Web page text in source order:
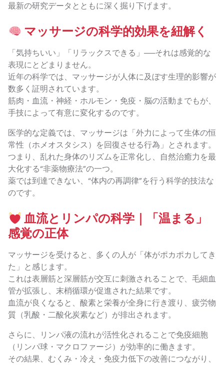
最新の研究データとともに深く掘り下げます。
マッサージの科学的効果を紐解く
「気持ちいい」「リラックスできる」──それは感覚的な
表現にとどまりません。
近年の科学では、マッサージが人体に及ぼす生理的影響が
数多く証明されています。
筋肉・血流・神経・ホルモン・免疫・脳の活動までもが、
手技によって有意に変化するのです。
医学的な定義では、マッサージは「外力によって生体の恒
常性（ホメオスタシス）を回復させる行為」とされます。
つまり、乱れた身体のリズムを正常化し、自然治癒力を最
大化する“非薬物療法”の一つ。
薬では到達できない、“体内の再調律”を行う科学的技法な
のです。
血流とリンパの科学｜「温まる」
感覚の正体
マッサージを受けると、多くの人が「体がポカポカしてき
た」と感じます。
これは表層筋と深層筋が交互に刺激されることで、毛細血
管が拡張し、末梢循環が促進された結果です。
血流が良くなると、酸素と栄養が全身に行き渡り、疲労物
質（乳酸・二酸化炭素など）が排出されます。
さらに、リンパ液の流れが活性化されることで免疫細胞
（リンパ球・マクロファージ）が効率的に働きます。
その結果、むくみ・冷え・免疫力低下の改善につながり、